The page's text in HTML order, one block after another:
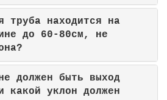
труба находится на
до 60-80см, не
должен быть выход
какой уклон должен